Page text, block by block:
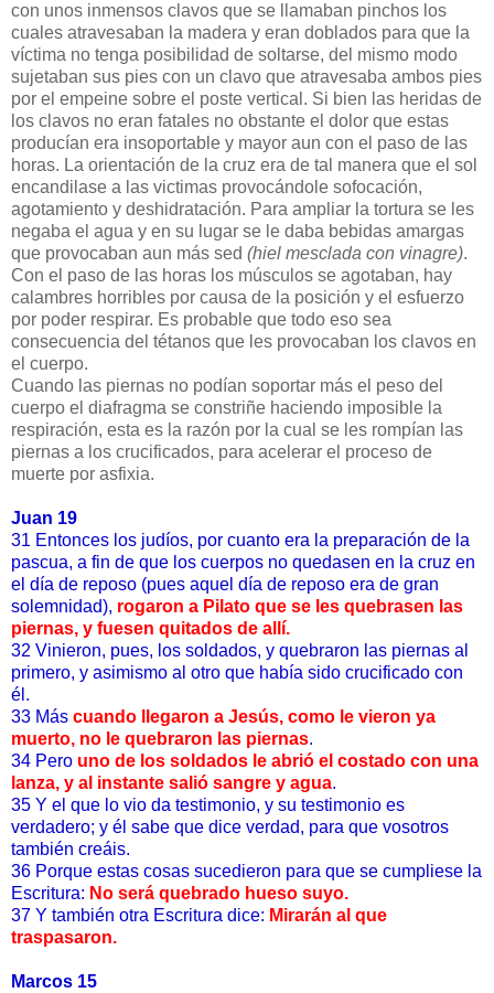
con unos inmensos clavos que se llamaban pinchos los
cuales atravesaban la madera y eran doblados para que la
víctima no tenga posibilidad de soltarse, del mismo modo
sujetaban sus pies con un clavo que atravesaba ambos pies
por el empeine sobre el poste vertical. Si bien las heridas de
los clavos no eran fatales no obstante el dolor que estas
producían era insoportable y mayor aun con el paso de las
horas. La orientación de la cruz era de tal manera que el sol
encandilase a las victimas provocándole sofocación,
agotamiento y deshidratación. Para ampliar la tortura se les
negaba el agua y en su lugar se le daba bebidas amargas
que provocaban aun más sed (hiel mesclada con vinagre).
Con el paso de las horas los músculos se agotaban, hay
calambres horribles por causa de la posición y el esfuerzo
por poder respirar. Es probable que todo eso sea
consecuencia del tétanos que les provocaban los clavos en
el cuerpo.
Cuando las piernas no podían soportar más el peso del
cuerpo el diafragma se constriñe haciendo imposible la
respiración, esta es la razón por la cual se les rompían las
piernas a los crucificados, para acelerar el proceso de
muerte por asfixia.
Juan 19
31 Entonces los judíos, por cuanto era la preparación de la
pascua, a fin de que los cuerpos no quedasen en la cruz en
el día de reposo (pues aquel día de reposo era de gran
solemnidad), rogaron a Pilato que se les quebrasen las
piernas, y fuesen quitados de allí.
32 Vinieron, pues, los soldados, y quebraron las piernas al
primero, y asimismo al otro que había sido crucificado con
él.
33 Más cuando llegaron a Jesús, como le vieron ya
muerto, no le quebraron las piernas.
34 Pero uno de los soldados le abrió el costado con una
lanza, y al instante salió sangre y agua.
35 Y el que lo vio da testimonio, y su testimonio es
verdadero; y él sabe que dice verdad, para que vosotros
también creáis.
36 Porque estas cosas sucedieron para que se cumpliese la
Escritura: No será quebrado hueso suyo.
37 Y también otra Escritura dice: Mirarán al que
traspasaron.
Marcos 15